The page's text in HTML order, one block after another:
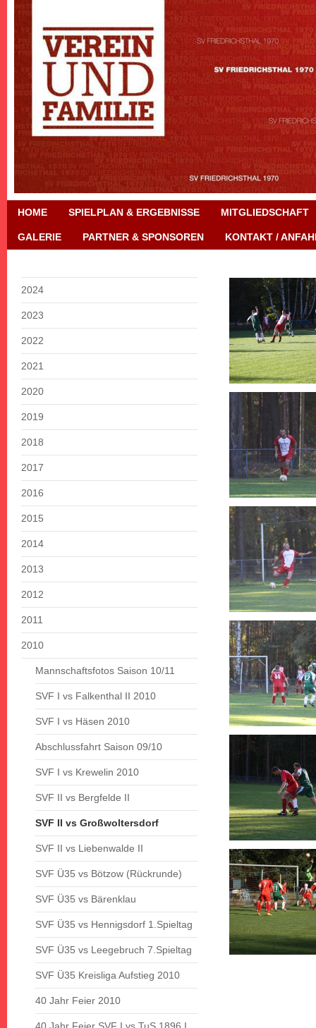
HOME SPIELPLAN & ERGEBNISSE MITGLIEDSCHAFT
GALERIE PARTNER & SPONSOREN KONTAKT /
2024
2023
2022
2021
2020
2019
2018
2017
2016
2015
2014
2013
2012
2011
2010
Mannschaftsfotos Saison 10/11
SVF I vs Falkenthal II 2010
SVF I vs Häsen 2010
Abschlussfahrt Saison 09/10
SVF I vs Krewelin 2010
SVF II vs Bergfelde II
SVF II vs Großwoltersdorf
SVF II vs Liebenwalde II
SVF Ü35 vs Bötzow (Rückrunde)
SVF Ü35 vs Bärenklau
SVF Ü35 vs Hennigsdorf 1.Spieltag
SVF Ü35 vs Leegebruch 7.Spieltag
SVF Ü35 Kreisliga Aufstieg 2010
40 Jahr Feier 2010